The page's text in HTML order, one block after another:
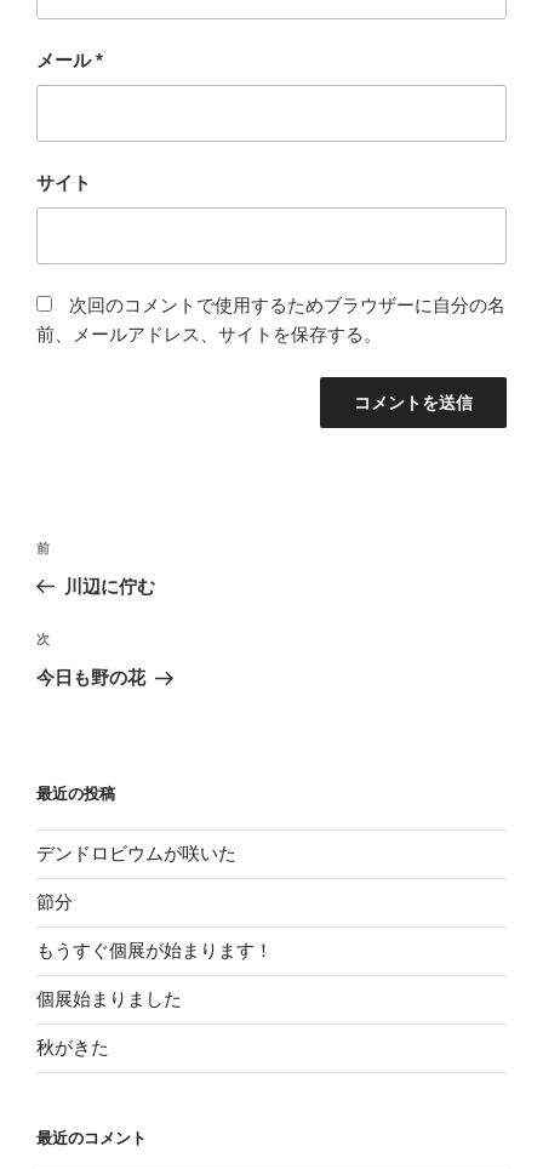
メール*
サイト
次回のコメントで使用するためブラウザーに自分の名
前、メールアドレス、サイトを保存する。
投
ビ
ゲ
ン
過
去
投
稿
前
川辺に佇む
次
の
次
今日も野の花
最近の投稿
デンドロビウムが咲いた
節分
もうすぐ個展が始まります！
個展始まりました
秋がきた
最近のコメント